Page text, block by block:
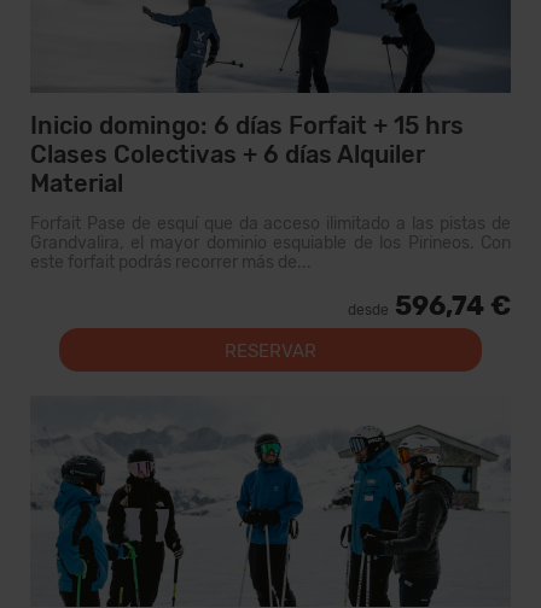
Inicio domingo: 6 días Forfait + 15 hrs
Clases Colectivas + 6 días Alquiler
Material
Forfait Pase de esquí que da acceso ilimitado a las pistas de
Grandvalira, el mayor dominio esquiable de los Pirineos. Con
este forfait podrás recorrer más de...
desde 596,74 €
RESERVAR